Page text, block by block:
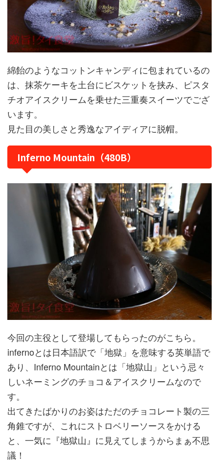
綿飴のようなコットンキャンディに包まれているの
は、抹茶ケーキを土台にビスケットを挟み、ピスタ
チオアイスクリームを乗せた三重奏スイーツでござ
います。
見た目の美しさと秀逸なアイディアに脱帽。
Inferno Mountain（480B）
今回の主役として登場してもらったのがこちら。
infernoとは日本語訳で「地獄」を意味する英単語で
あり、Inferno Mountainとは「地獄山」という忌々
しいネーミングのチョコ＆アイスクリームなので
す。
出てきたばかりのお姿はただのチョコレート製の三
角錐ですが、これにストロベリーソースをかける
と、一気に『地獄山』に見えてしまうからまぁ不思
議！